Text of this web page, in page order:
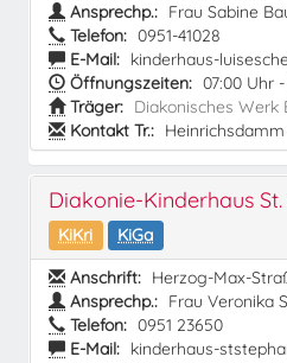
Ansprechp.: Frau Sabine
Telefon: 0951-41028
E-Mail: kinderhaus-
Öffnungszeiten: 07:00 Uhr -
Träger: Diakonisches Werk
Kontakt Tr.: Heinrichsdamm
Diakonie-Kinderhaus
KiKri
KiGa
Anschrift: Herzog-Max-
Ansprechp.: Frau Veronika
Telefon: 0951 23650
E-Mail: kinderhaus-